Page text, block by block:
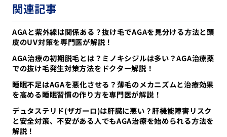
関連記事
AGAと紫外線は関係ある？抜け毛でAGAを見分ける方法と頭
皮のUV対策を専門医が解説！
AGA治療の初期脱毛とは？ミノキシジルは多い？AGA治療薬
での抜け毛発生対策方法をドクター解説！
睡眠不足はAGAを悪化させる？薄毛のメカニズムと治療効果
を高める睡眠習慣の作り方を専門医が解説！
デュタステリド(ザガーロ)は肝臓に悪い？肝機能障害リスク
と安全対策、不安がある人でもAGA治療を始められる方法を
解説！